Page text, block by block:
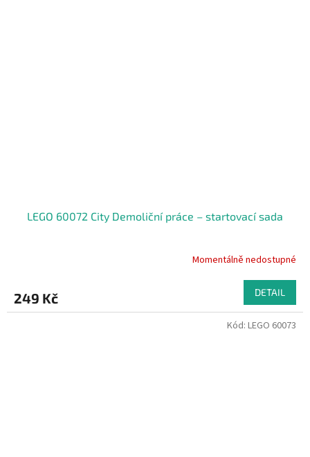
LEGO 60072 City Demoliční práce – startovací sada
Momentálně nedostupné
249 Kč DETAIL
Kód: LEGO 60073